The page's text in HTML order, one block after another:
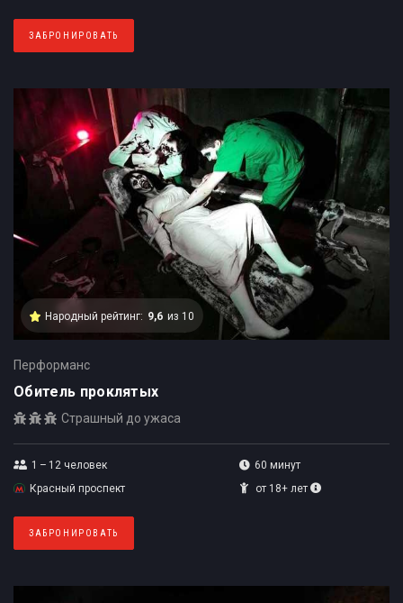
ЗАБРОНИРОВАТЬ
Народный рейтинг: 9,6 из 10
Перформанс
Обитель проклятых
Страшный до ужаса
1 – 12 человек
60 минут
Красный проспект
от 18+ лет
ЗАБРОНИРОВАТЬ